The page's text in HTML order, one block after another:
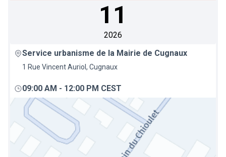
11
2026
Service urbanisme de la Mairie de Cugnaux
1 Rue Vincent Auriol, Cugnaux
09:00 AM - 12:00 PM CEST